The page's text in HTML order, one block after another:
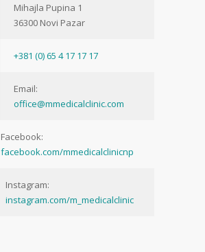
Mihajla Pupina 1
36300 Novi Pazar
+381 (0) 65 4 17 17 17
Email:
office@mmedicalclinic.com
Facebook:
facebook.com/mmedicalclinicnp
Instagram:
instagram.com/m_medicalclinic